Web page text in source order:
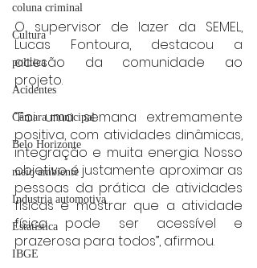
coluna criminal
Cultura
politica
Acidentes
Câmara municipal
Belo Horizonte
meio ambiente
Industria automotiva
Estatística
IBGE
O supervisor de lazer da SEMEL,
Lucas Fontoura, destacou a
adesão da comunidade ao
projeto.
“Foi uma semana extremamente
positiva, com atividades dinâmicas,
integração e muita energia. Nosso
objetivo é justamente aproximar as
pessoas da prática de atividades
físicas e mostrar que a atividade
física pode ser acessível e
prazerosa para todos”, afirmou.